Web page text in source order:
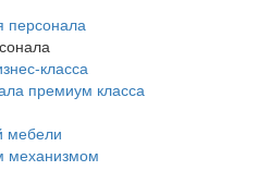
персонала
класса
премиум класса
мебели
механизмом